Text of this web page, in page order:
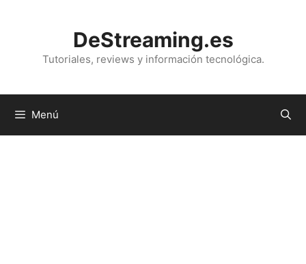
DeStreaming.es
Tutoriales, reviews y información tecnológica.
Menú